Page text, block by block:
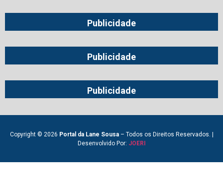
Publicidade
Publicidade
Publicidade
Copyright © 2026 Portal da Lane Sousa– Todos os Direitos Reservados. |
Desenvolvido Por: JOERI